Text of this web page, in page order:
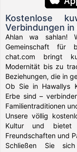
Kostenlose
Verbindungen in
Ahlan wa sahlan!
Gemeinschaft für
chat.com bringt
Modernität bis zu
Beziehungen, die in
Ob Sie in Hawallys
Erbe sind –
Familientraditionen
Unsere völlig
Kultur und bietet
Freundschaften und
Schließen Sie